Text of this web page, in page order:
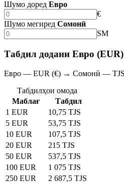
Шумо доред Евро
€
Шумо мегиред Сомонӣ
SM
Табдил додани Евро
Евро — EUR (€) → Сомонӣ —
Табдилҳои омода
Маблағ
Табдил
1 EUR
10,75 TJS
5 EUR
53,75 TJS
10 EUR
107,5 TJS
20 EUR
215 TJS
50 EUR
537,5 TJS
100 EUR
1 075 TJS
250 EUR
2 687,5 TJS